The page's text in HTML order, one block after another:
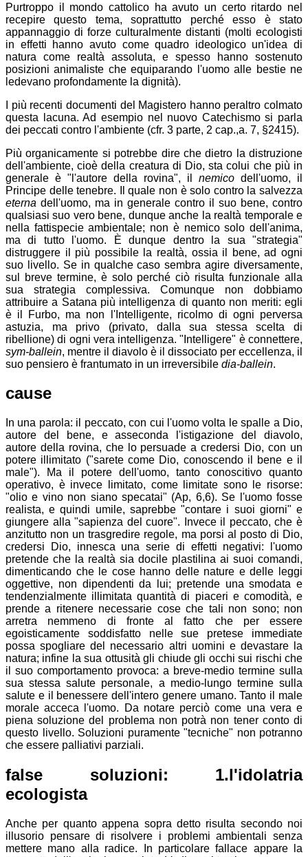
Purtroppo il mondo cattolico ha avuto un certo ritardo nel
recepire questo tema, soprattutto perché esso è stato
appannaggio di forze culturalmente distanti (molti ecologisti
in effetti hanno avuto come quadro ideologico un'idea di
natura come realtà assoluta, e spesso hanno sostenuto
posizioni animaliste che equiparando l'uomo alle bestie ne
ledevano profondamente la dignità).
I più recenti documenti del Magistero hanno peraltro colmato
questa lacuna. Ad esempio nel nuovo Catechismo si parla
dei peccati contro l'ambiente (cfr. 3 parte, 2 cap.,a. 7, §2415).
Più organicamente si potrebbe dire che dietro la distruzione
dell'ambiente, cioè della creatura di Dio, sta colui che più in
generale è "l'autore della rovina", il nemico dell'uomo, il
Principe delle tenebre. Il quale non è solo contro la salvezza
eterna dell'uomo, ma in generale contro il suo bene, contro
qualsiasi suo vero bene, dunque anche la realtà temporale e
nella fattispecie ambientale; non è nemico solo dell'anima,
ma di tutto l'uomo. È dunque dentro la sua "strategia"
distruggere il più possibile la realtà, ossia il bene, ad ogni
suo livello. Se in qualche caso sembra agire diversamente,
sul breve termine, è solo perché ciò risulta funzionale alla
sua strategia complessiva. Comunque non dobbiamo
attribuire a Satana più intelligenza di quanto non meriti: egli
è il Furbo, ma non l'Intelligente, ricolmo di ogni perversa
astuzia, ma privo (privato, dalla sua stessa scelta di
ribellione) di ogni vera intelligenza. "Intelligere" è connettere,
sym-ballein, mentre il diavolo è il dissociato per eccellenza, il
suo pensiero è frantumato in un irreversibile dia-ballein.
cause
In una parola: il peccato, con cui l'uomo volta le spalle a Dio,
autore del bene, e asseconda l'istigazione del diavolo,
autore della rovina, che lo persuade a credersi Dio, con un
potere illimitato ("sarete come Dio, conoscendo il bene e il
male"). Ma il potere dell'uomo, tanto conoscitivo quanto
operativo, è invece limitato, come limitate sono le risorse:
"olio e vino non siano specatai" (Ap, 6,6). Se l'uomo fosse
realista, e quindi umile, saprebbe "contare i suoi giorni" e
giungere alla "sapienza del cuore". Invece il peccato, che è
anzitutto non un trasgredire regole, ma porsi al posto di Dio,
credersi Dio, innesca una serie di effetti negativi: l'uomo
pretende che la realtà sia docile plastilina ai suoi comandi,
dimenticando che le cose hanno delle nature e delle leggi
oggettive, non dipendenti da lui; pretende una smodata e
tendenzialmente illimitata quantità di piaceri e comodità, e
prende a ritenere necessarie cose che tali non sono; non
arretra nemmeno di fronte al fatto che per essere
egoisticamente soddisfatto nelle sue pretese immediate
possa spogliare del necessario altri uomini e devastare la
natura; infine la sua ottusità gli chiude gli occhi sui rischi che
il suo comportamento provoca: a breve-medio termine sulla
sua stessa salute personale, a medio-lungo termine sulla
salute e il benessere dell'intero genere umano. Tanto il male
morale acceca l'uomo. Da notare perciò come una vera e
piena soluzione del problema non potrà non tener conto di
questo livello. Soluzioni puramente "tecniche" non potranno
che essere palliativi parziali.
false soluzioni: 1.l'idolatria
ecologista
Anche per quanto appena sopra detto risulta secondo noi
illusorio pensare di risolvere i problemi ambientali senza
mettere mano alla radice. In particolare fallace appare la